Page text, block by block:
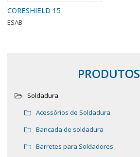
CORESHIELD 15
ESAB
PRODUTOS
Soldadura
Acessórios de Soldadura
Bancada de soldadura
Barretes para Soldadores